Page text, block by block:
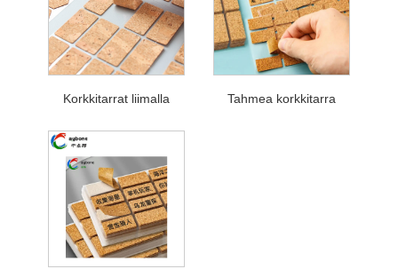
Korkkitarrat liimalla Tahmea korkkitarra